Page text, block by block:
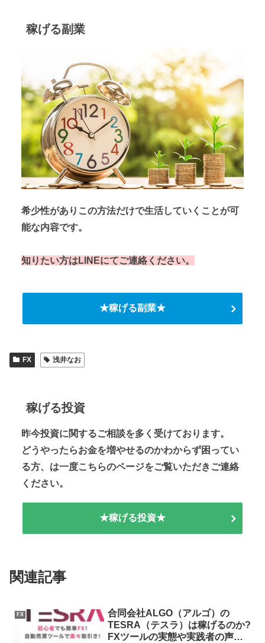
稼げる副業
希少性がありこの方法だけで生活していくことが可
能な内容です。
知りたい方はLINEにてご連絡ください。
★稼げる副業★
FX 浅井なお
稼げる投資
昨今投資に関するご相談を多く受けております。
どうやったらお金を増やせるのかわからず困ってい
る方、は一度こちらのページをご覧いただきご連絡
ください。
★稼げる投資★
関連記事
FX
合同会社ALGO（アルゴ）の
TESRA（テスラ）は稼げるのか?
FXツールの実態や実践者の声、